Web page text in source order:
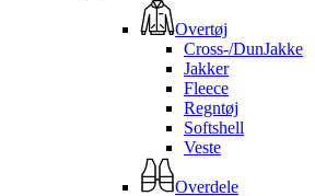
Overtøj
Cross-/DunJakke
Jakker
Fleece
Regntøj
Softshell
Veste
Overdele